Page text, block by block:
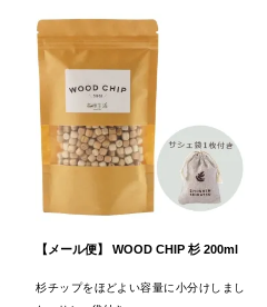
【メール便】 WOOD CHIP 杉 200ml
杉チップをほどよい容量に小分けしまし